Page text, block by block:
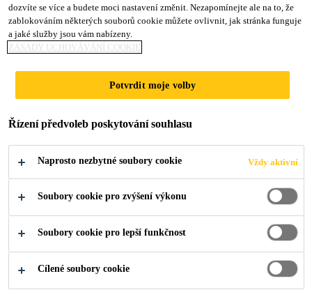
DOWNLOAD
DOCUMENTS
Industry ... Download Documents
Kam dál?
Prodejní místa
dozvíte se více a budete moci nastavení změnit. Nezapomínejte ale na to, že
zablokováním některých souborů cookie můžete ovlivnit, jak stránka funguje
a jaké služby jsou vám nabízeny.
ZÁSADY UCHOVÁVÁNÍ COOKIE
Potvrdit moje volby
Řízení předvoleb poskytování souhlasu
Naprosto nezbytné soubory cookie Vždy aktivní
Soubory cookie pro zvýšení výkonu
Soubory cookie pro lepší funkčnost
Cílené soubory cookie